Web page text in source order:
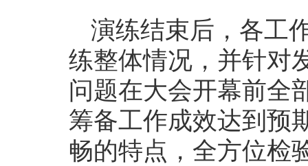
演练结束后，各工
练整体情况，并针对
问题在大会开幕前全
筹备工作成效达到预
畅的特点，全方位检